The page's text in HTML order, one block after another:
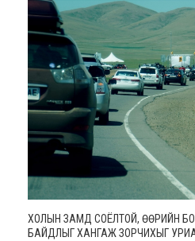
ХОЛЫН ЗАМД СОЁЛТОЙ, ӨӨРИЙН
БАЙДЛЫГ ХАНГАЖ ЗОРЧИХЫГ